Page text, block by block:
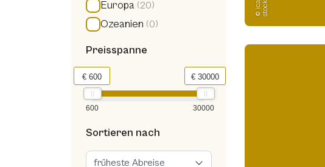
Europa (20)
Ozeanien (0)
Preisspanne
600 30000
€ 600 € 30000
Sortieren nach